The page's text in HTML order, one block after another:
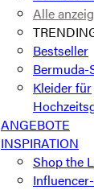
Alle
Bestseller
Bermuda-
Kleider für
ANGEBOTE
INSPIRATION
Shop the